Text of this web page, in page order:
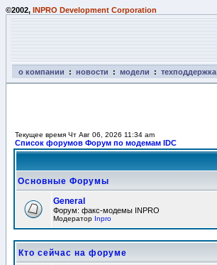
©2002, INPRO Development Corporation
о компании : новости : модели : техподдержка
Текущее время Чт Авг 06, 2026 11:34 am
Список форумов Форум по модемам IDC
Основные Форумы
General
Форум: факс-модемы INPRO
Модератор Inpro
Кто сейчас на форуме